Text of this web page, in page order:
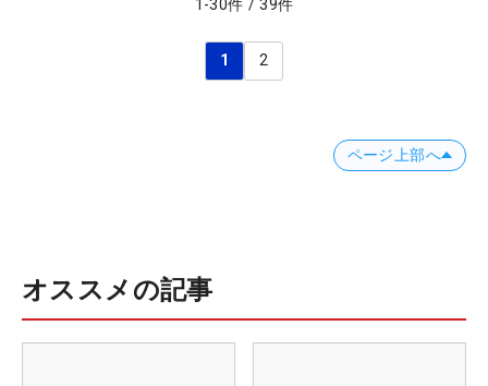
1 -30件 / 39件
1 2
ページ上部へ
オススメの記事